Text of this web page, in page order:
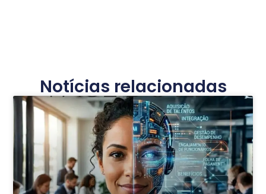
Notícias relacionadas